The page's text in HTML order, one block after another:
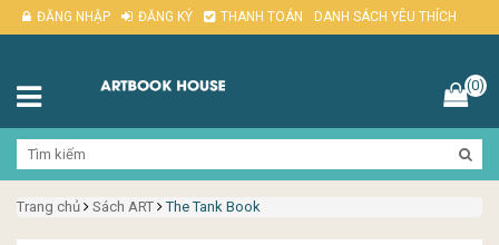
ĐĂNG NHẬP ĐĂNG KÝ THANH TOÁN DANH SÁCH YÊU THÍCH
(0)
Trang chủ Sách ART The Tank Book